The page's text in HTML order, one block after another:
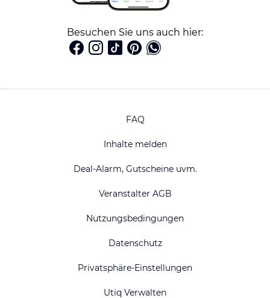
Besuchen Sie uns auch hier:
FAQ
Inhalte melden
Deal-Alarm, Gutscheine uvm.
Veranstalter AGB
Nutzungsbedingungen
Datenschutz
Privatsphäre-Einstellungen
Utiq Verwalten